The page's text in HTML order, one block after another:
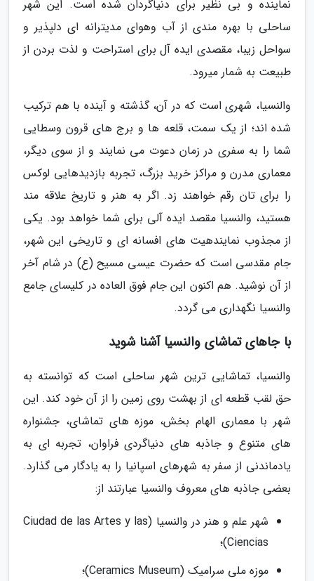
نماینده و بی نظیر برای دنیاگردان شده است. این شهر
ساحلی با بهره مندی از آب وهوای مدیترانه ای دلپذیر و
سواحل زیبا، مقصدی ایده آل برای استراحت و لذت بردن از
طبیعت به شمار میرود.
والنسیا، شهری است که در آن، گذشته و آینده با هم ترکیب
شده اند؛ از یک سمت، قلعه ها و برج های قرون وسطایی
شما را به سفری در زمان دعوت می نمایند و از سوی دیگر،
معماری مدرن و مراکز خرید بزرگ، تجربه بازدیدهایی لوکس
را برای تان رقم خواهند زد. اگر به هنر و تاریخ علاقه مند
هستید، والنسیا مقصد ایده آلی برای شما خواهد بود. یکی
از مجذوب نمایندهیت های افسانه ای و تاریخی این شهر،
جام مقدسی است که حضرت عیسی مسیح (ع) در شام آخر
از آن نوشید. هم اکنون این جام فوق العاده در کلیسای جامع
والنسیا نگهداری می گردد.
با جاهای تماشای والنسیا آشنا شوید
والنسیا، تماشایی ترین شهر ساحلی است که توانسته به
حق لقب قطعه ای از بهشت روی زمین را از آن خود کند. این
شهر با معماری الهام بخش، موزه های تماشای، جشنواره
های متنوع و جاذبه های دنیاگردی فراوان، تجربه ای به
یادماندنی از سفر به شهرهای اسپانیا را به یادگار می گذارد.
بعضی جاذبه های معروف والنسیا عبارتند از:
شهر علم و هنر در والنسیا (Ciudad de las Artes y las
Ciencias)؛
موزه ملی سرامیک (Ceramics Museum)؛